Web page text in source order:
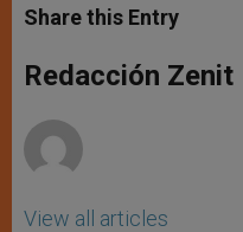
t
s
p
p
s
e
g
e
e
b
o
k
r
Share this Entry
Redacción Zenit
View all articles